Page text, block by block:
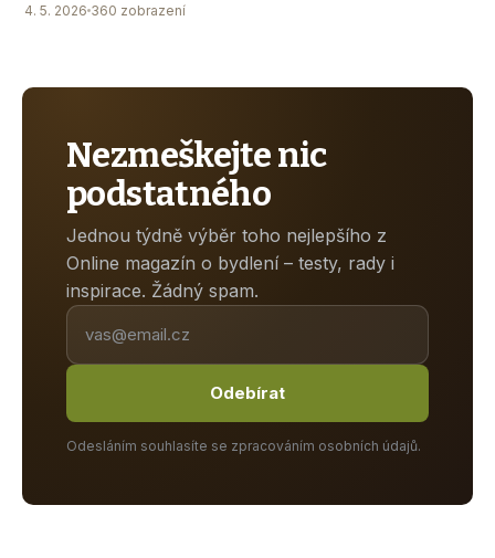
4. 5. 2026 360 zobrazení
Nezmeškejte nic
podstatného
Jednou týdně výběr toho nejlepšího z
Online magazín o bydlení – testy, rady i
inspirace. Žádný spam.
Odebírat
Odesláním souhlasíte se zpracováním osobních údajů.